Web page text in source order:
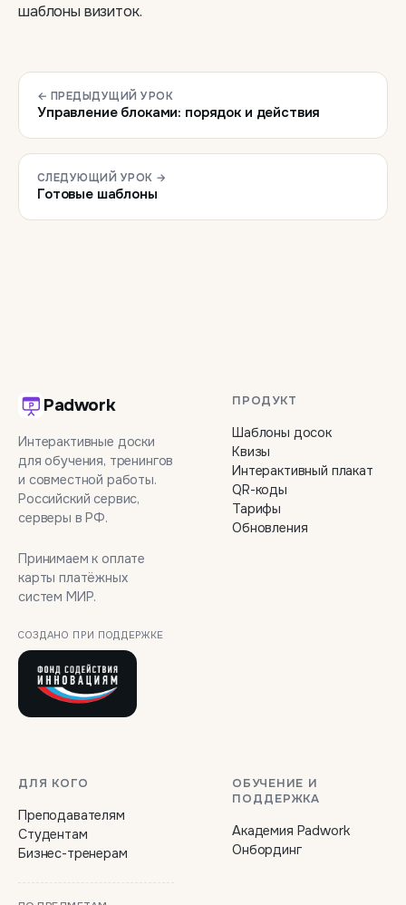
шаблоны визиток.
← ПРЕДЫДУЩИЙ УРОК
Управление блоками: порядок и действия
СЛЕДУЮЩИЙ УРОК →
Готовые шаблоны
Padwork
Интерактивные доски
для обучения, тренингов
и совместной работы.
Российский сервис,
серверы в РФ.
Принимаем к оплате
карты платёжных
систем МИР.
СОЗДАНО ПРИ ПОДДЕРЖКЕ
ПРОДУКТ
Шаблоны досок
Квизы
Интерактивный плакат
QR-коды
Тарифы
Обновления
ДЛЯ КОГО
Преподавателям
Студентам
Бизнес-тренерам
ОБУЧЕНИЕ И
ПОДДЕРЖКА
Академия Padwork
Онбординг